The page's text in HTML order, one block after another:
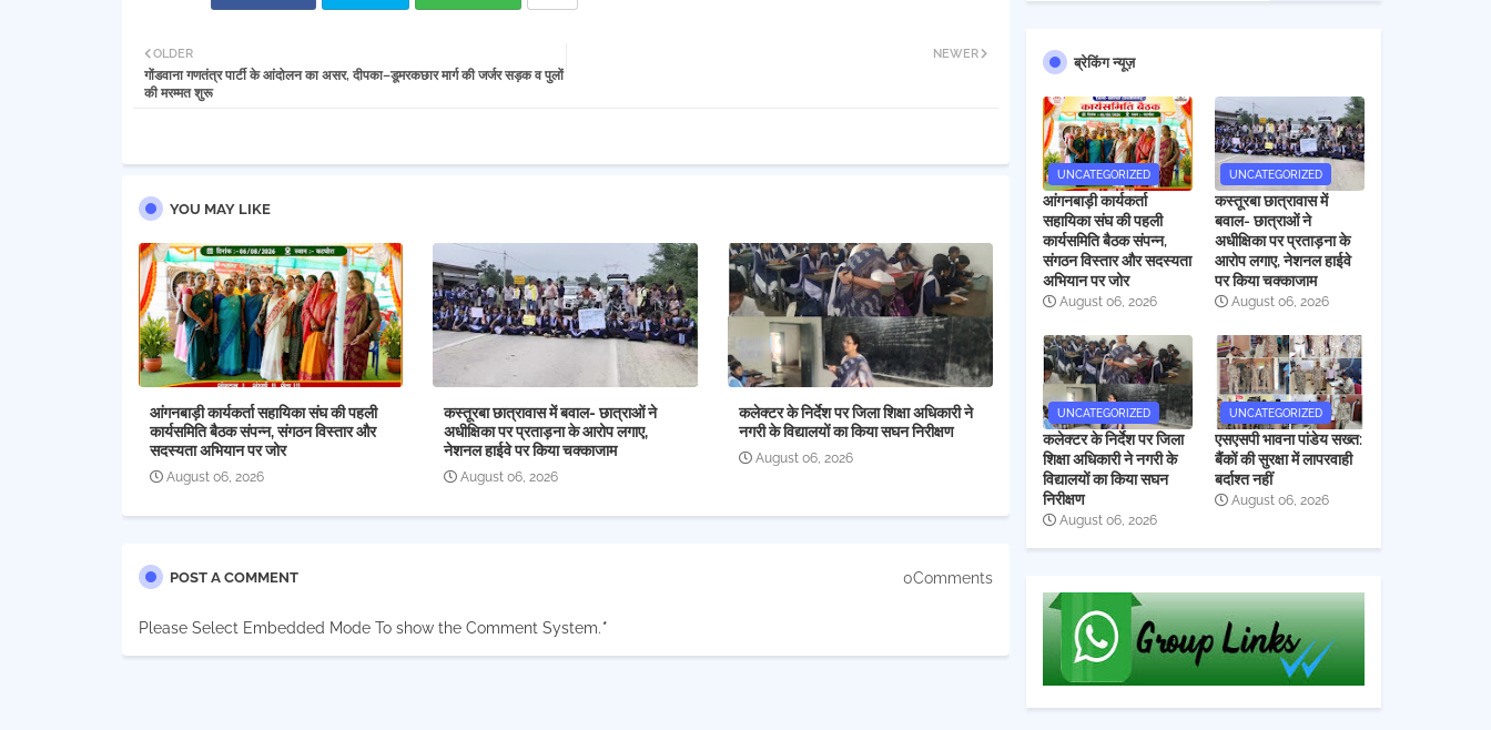
NEWER
OLDER
गोंडवाना गणतंत्र पार्टी के आंदोलन का असर, दीपका–डूमरकछार मार्ग की जर्जर सड़क व पुलों
की मरम्मत शुरू
YOU MAY LIKE
आंगनबाड़ी कार्यकर्ता सहायिका संघ की पहली
कार्यसमिति बैठक संपन्न, संगठन विस्तार और
सदस्यता अभियान पर जोर
August 06, 2026
कस्तूरबा छात्रावास में बवाल- छात्राओं ने
अधीक्षिका पर प्रताड़ना के आरोप लगाए,
नेशनल हाईवे पर किया चक्काजाम
August 06, 2026
कलेक्टर के निर्देश पर जिला शिक्षा अधिकारी ने
नगरी के विद्यालयों का किया सघन निरीक्षण
August 06, 2026
POST A COMMENT 0Comments
Please Select Embedded Mode To show the Comment System.*
ब्रेकिंग न्यूज़
UNCATEGORIZED
आंगनबाड़ी कार्यकर्ता
सहायिका संघ की पहली
कार्यसमिति बैठक संपन्न,
संगठन विस्तार और सदस्यता
अभियान पर जोर
August 06, 2026
UNCATEGORIZED
कस्तूरबा छात्रावास में
बवाल- छात्राओं ने
अधीक्षिका पर प्रताड़ना के
आरोप लगाए, नेशनल हाईवे
पर किया चक्काजाम
August 06, 2026
UNCATEGORIZED
कलेक्टर के निर्देश पर जिला
शिक्षा अधिकारी ने नगरी के
विद्यालयों का किया सघन
निरीक्षण
August 06, 2026
UNCATEGORIZED
एसएसपी भावना पांडेय सख्त:
बैंकों की सुरक्षा में लापरवाही
बर्दाश्त नहीं
August 06, 2026